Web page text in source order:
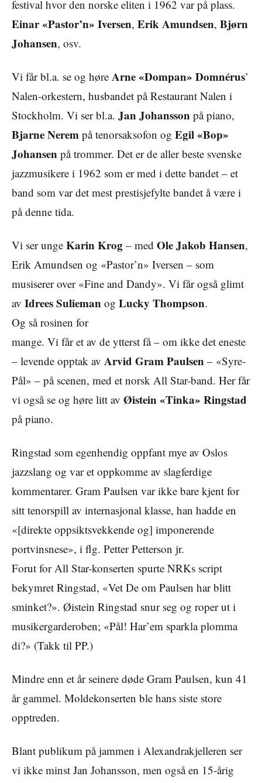
festival hvor den norske eliten i 1962 var på plass.
Einar «Pastor’n» Iversen, Erik Amundsen, Bjørn
Johansen, osv.
Vi får bl.a. se og høre Arne «Dompan» Domnérus’
Nalen-orkestern, husbandet på Restaurant Nalen i
Stockholm. Vi ser bl.a. Jan Johansson på piano,
Bjarne Nerem på tenorsaksofon og Egil «Bop»
Johansen på trommer. Det er de aller beste svenske
jazzmusikere i 1962 som er med i dette bandet – et
band som var det mest prestisjefylte bandet å være i
på denne tida.
Vi ser unge Karin Krog – med Ole Jakob Hansen,
Erik Amundsen og «Pastor’n» Iversen – som
musiserer over «Fine and Dandy». Vi får også glimt
av Idrees Sulieman og Lucky Thompson.
Og så rosinen for
mange. Vi får et av de ytterst få – om ikke det eneste
– levende opptak av Arvid Gram Paulsen – «Syre-
Pål» – på scenen, med et norsk All Star-band. Her får
vi også se og høre litt av Øistein «Tinka» Ringstad
på piano.
Ringstad som egenhendig oppfant mye av Oslos
jazzslang og var et oppkomme av slagferdige
kommentarer. Gram Paulsen var ikke bare kjent for
sitt tenorspill av internasjonal klasse, han hadde en
«[direkte oppsiktsvekkende og] imponerende
portvinsnese», i flg. Petter Petterson jr.
Forut for All Star-konserten spurte NRKs script
bekymret Ringstad, «Vet De om Paulsen har blitt
sminket?». Øistein Ringstad snur seg og roper ut i
musikergarderoben; «Pål! Har’em sparkla plomma
di?» (Takk til PP.)
Mindre enn et år seinere døde Gram Paulsen, kun 41
år gammel. Moldekonserten ble hans siste store
opptreden.
Blant publikum på jammen i Alexandrakjelleren ser
vi ikke minst Jan Johansson, men også en 15-årig